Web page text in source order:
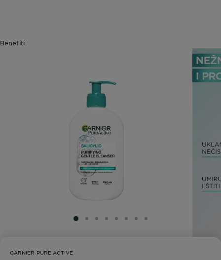
Benefiti
SLIDE 1SLIDE 2SLIDE 3SLIDE 4SLIDE 5SLIDE 6SLIDE 7SLIDE 8
GARNIER PURE ACTIVE